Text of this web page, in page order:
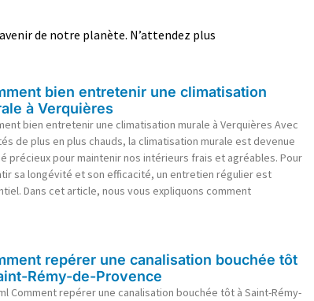
de notre planète. N’attendez plus
bien entretenir une climatisation
à Verquières
bien entretenir une climatisation murale à Verquières Avec
de plus en plus chauds, la climatisation murale est devenue
précieux pour maintenir nos intérieurs frais et agréables. Pour
sa longévité et son efficacité, un entretien régulier est
Dans cet article, nous vous expliquons comment
repérer une canalisation bouchée tôt
Rémy-de-Provence
Comment repérer une canalisation bouchée tôt à Saint-Rémy-